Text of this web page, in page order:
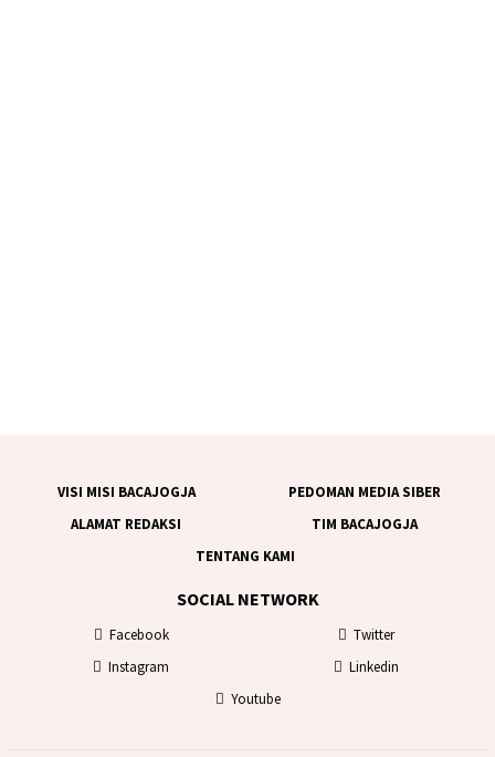
VISI MISI BACAJOGJA
PEDOMAN MEDIA SIBER
ALAMAT REDAKSI
TIM BACAJOGJA
TENTANG KAMI
SOCIAL NETWORK
Facebook
Twitter
Instagram
Linkedin
Youtube